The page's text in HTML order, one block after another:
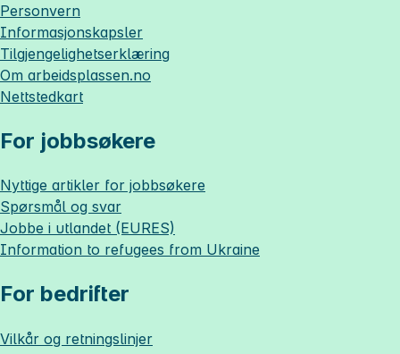
Personvern
Informasjonskapsler
Tilgjengelighetserklæring
Om arbeidsplassen.no
Nettstedkart
For jobbsøkere
Nyttige artikler for jobbsøkere
Spørsmål og svar
Jobbe i utlandet (EURES)
Information to refugees from Ukraine
For bedrifter
Vilkår og retningslinjer